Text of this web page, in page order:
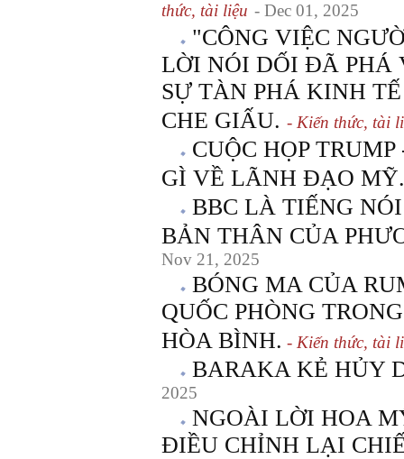
thức, tài liệu - Dec 01, 2025
"CÔNG VIỆC
LỜI NÓI DỐI ĐÃ PHÁ
SỰ TÀN PHÁ KINH
CHE GIẤU. - Kiến thức, tài
CUỘC HỌP
GÌ VỀ LÃNH ĐẠO MỸ.
BBC LÀ TIẾNG
BẢN THÂN CỦA
Nov 21, 2025
BÓNG MA CỦA
QUỐC PHÒNG
HÒA BÌNH. - Kiến thức, tài
BARAKA KẺ HỦY
2025
NGOÀI LỜI HOA
ĐIỀU CHỈNH LẠI